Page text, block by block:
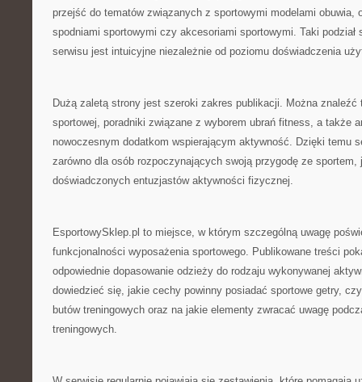
przejść do tematów związanych z sportowymi modelami obuwia,
spodniami sportowymi czy akcesoriami sportowymi. Taki podział
serwisu jest intuicyjne niezależnie od poziomu doświadczenia
Dużą zaletą strony jest szeroki zakres publikacji. Można
sportowej, poradniki związane z wyborem ubrań fitness, a także
nowoczesnym dodatkom wspierającym aktywność. Dzięki temu
zarówno dla osób rozpoczynających swoją przygodę ze sportem,
doświadczonych entuzjastów aktywności fizycznej.
EsportowySklep.pl to miejsce, w którym szczególną uwagę
funkcjonalności wyposażenia sportowego. Publikowane treści
odpowiednie dopasowanie odzieży do rodzaju wykonywanej
dowiedzieć się, jakie cechy powinny posiadać sportowe getry,
butów treningowych oraz na jakie elementy zwracać uwagę
treningowych.